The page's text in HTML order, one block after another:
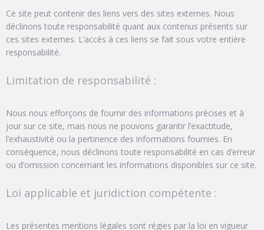
Ce site peut contenir des liens vers des sites externes. Nous
déclinons toute responsabilité quant aux contenus présents sur
ces sites externes. L’accès à ces liens se fait sous votre entière
responsabilité.
Limitation de responsabilité :
Nous nous efforçons de fournir des informations précises et à
jour sur ce site, mais nous ne pouvons garantir l’exactitude,
l’exhaustivité ou la pertinence des informations fournies. En
conséquence, nous déclinons toute responsabilité en cas d’erreur
ou d’omission concernant les informations disponibles sur ce site.
Loi applicable et juridiction compétente :
Les présentes mentions légales sont régies par la loi en vigueur